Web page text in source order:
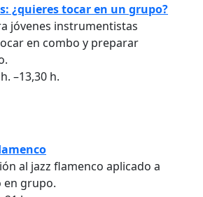
¿quieres tocar en un grupo?
jóvenes instrumentistas
en combo y preparar
–13,30 h.
al jazz flamenco aplicado a
en grupo.